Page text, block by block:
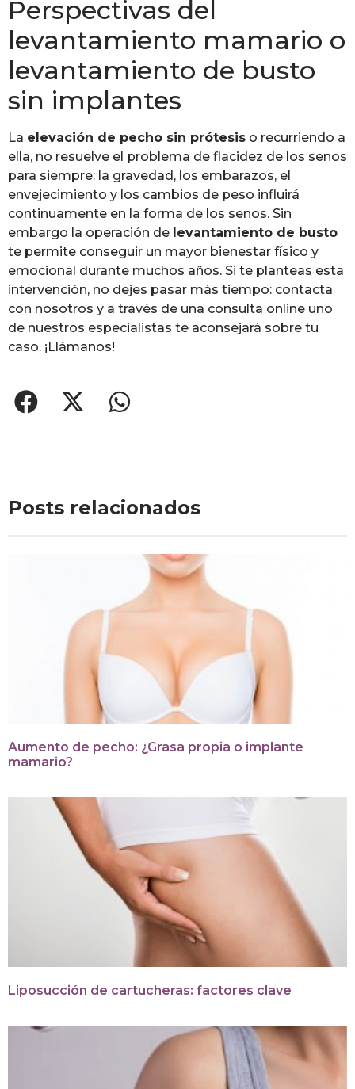
Perspectivas del
levantamiento mamario o
levantamiento de busto
sin implantes
La elevación de pecho sin prótesis o recurriendo a
ella, no resuelve el problema de flacidez de los senos
para siempre: la gravedad, los embarazos, el
envejecimiento y los cambios de peso influirá
continuamente en la forma de los senos. Sin
embargo la operación de levantamiento de busto
te permite conseguir un mayor bienestar físico y
emocional durante muchos años. Si te planteas esta
intervención, no dejes pasar más tiempo: contacta
con nosotros y a través de una consulta online uno
de nuestros especialistas te aconsejará sobre tu
caso. ¡Llámanos!
Posts relacionados
Aumento de pecho: ¿Grasa propia o implante
mamario?
Liposucción de cartucheras: factores clave